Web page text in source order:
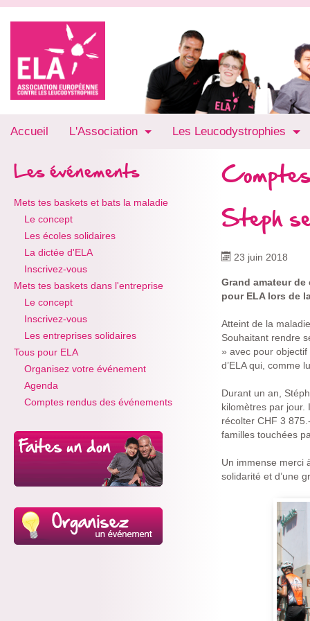
Accueil L'Association Les Leucodystrophies
Les événements
Mets tes baskets et bats la maladie
Le concept
Les écoles solidaires
La dictée d'ELA
Inscrivez-vous
Mets tes baskets dans l'entreprise
Le concept
Inscrivez-vous
Les entreprises solidaires
Tous pour ELA
Organisez votre événement
Agenda
Comptes rendus des événements
Steph
23 juin 2018
Grand amateur de
pour ELA lors de
Atteint de la
Souhaitant rendre
» avec pour
d’ELA qui, comme
Durant un an,
kilomètres par jour.
récolter CHF 3
familles touchées
Un immense merci
solidarité et d’une